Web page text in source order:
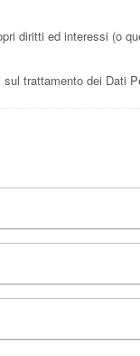
diritti ed interessi (o
trattamento dei Dati